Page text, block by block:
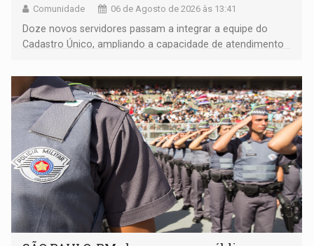
Comunidade 06 de Agosto de 2026 às 13:41
Doze novos servidores passam a integrar a equipe do
Cadastro Único, ampliando a capacidade de atendimento